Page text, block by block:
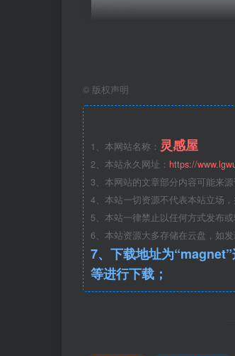
© 版权声明
1、本网站名称： 灵感屋
2、本站永久网址： https://
3、本网站的文章部分内容可能来
4、本站一切资源不代表本站立场
5、本站一律禁止以任何方式发布
6、本站资源大多存储在云盘，如
7、下载地址为“magnet”这种
等进行下载；